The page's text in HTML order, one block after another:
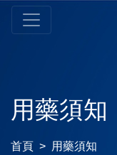
用藥須知
首頁
用藥須知